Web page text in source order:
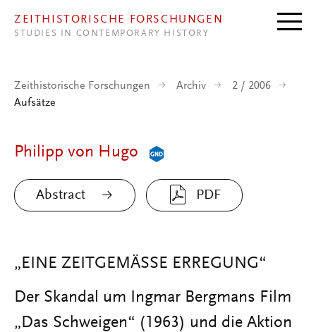
ZEITHISTORISCHE FORSCHUNGEN
STUDIES IN CONTEMPORARY HISTORY
Zeithistorische Forschungen Archiv
2 / 2006
Aufsätze
Philipp von Hugo
Abstract PDF
„EINE ZEITGEMÄSSE ERREGUNG“
Der Skandal um Ingmar Bergmans Film
„Das Schweigen“ (1963) und die Aktion